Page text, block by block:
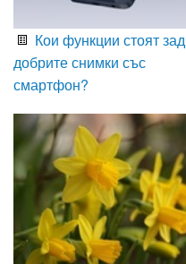
Кои функции стоят зад
добрите снимки със
смартфон?